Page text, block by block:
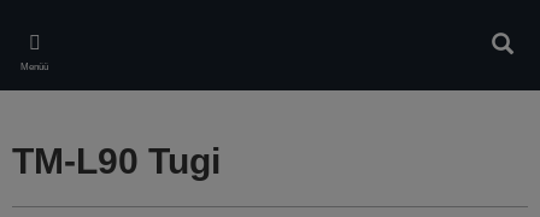
main
content
Menüü
TM-L90 Tugi